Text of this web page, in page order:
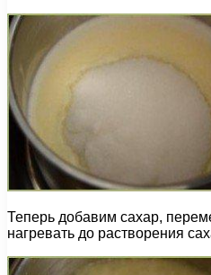
Теперь добавим сахар,
нагревать до растворения